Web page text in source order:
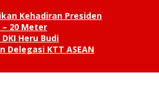
Kehadiran Presiden
20 Meter
Heru Budi
Delegasi KTT ASEAN